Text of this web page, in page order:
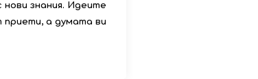
знания. Идеите
а думата ви